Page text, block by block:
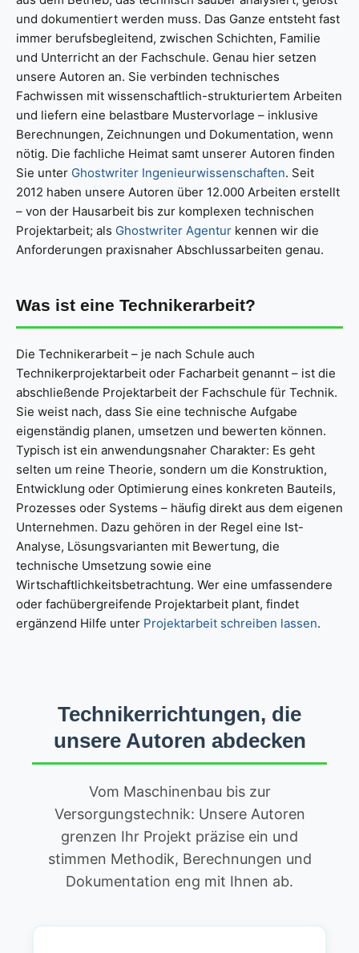
und dokumentiert werden muss. Das Ganze entsteht fast
immer berufsbegleitend, zwischen Schichten, Familie
und Unterricht an der Fachschule. Genau hier setzen
unsere Autoren an. Sie verbinden technisches
Fachwissen mit wissenschaftlich-strukturiertem Arbeiten
und liefern eine belastbare Mustervorlage – inklusive
Berechnungen, Zeichnungen und Dokumentation, wenn
nötig. Die fachliche Heimat samt unserer Autoren finden
Sie unter Ghostwriter Ingenieurwissenschaften. Seit
2012 haben unsere Autoren über 12.000 Arbeiten erstellt
– von der Hausarbeit bis zur komplexen technischen
Projektarbeit; als Ghostwriter Agentur kennen wir die
Anforderungen praxisnaher Abschlussarbeiten genau.
Was ist eine Technikerarbeit?
Die Technikerarbeit – je nach Schule auch
Technikerprojektarbeit oder Facharbeit genannt – ist die
abschließende Projektarbeit der Fachschule für Technik.
Sie weist nach, dass Sie eine technische Aufgabe
eigenständig planen, umsetzen und bewerten können.
Typisch ist ein anwendungsnaher Charakter: Es geht
selten um reine Theorie, sondern um die Konstruktion,
Entwicklung oder Optimierung eines konkreten Bauteils,
Prozesses oder Systems – häufig direkt aus dem eigenen
Unternehmen. Dazu gehören in der Regel eine Ist-
Analyse, Lösungsvarianten mit Bewertung, die
technische Umsetzung sowie eine
Wirtschaftlichkeitsbetrachtung. Wer eine umfassendere
oder fachübergreifende Projektarbeit plant, findet
ergänzend Hilfe unter Projektarbeit schreiben lassen.
Technikerrichtungen, die
unsere Autoren abdecken
Vom Maschinenbau bis zur
Versorgungstechnik: Unsere Autoren
grenzen Ihr Projekt präzise ein und
stimmen Methodik, Berechnungen und
Dokumentation eng mit Ihnen ab.